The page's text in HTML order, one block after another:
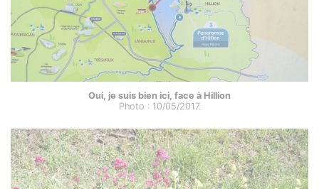
Oui, je suis bien ici, face à Hillion
Photo : 10/05/2017.